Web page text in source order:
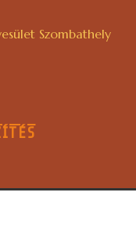
Szombathely